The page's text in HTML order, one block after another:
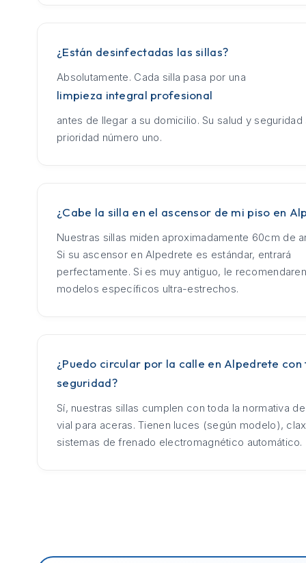
¿Están desinfectadas las sillas?
Absolutamente. Cada silla pasa por una
limpieza integral profesional
antes de llegar a su domicilio. Su salud y seguridad
prioridad número uno.
¿Cabe la silla en el ascensor de mi piso en
Nuestras sillas miden aproximadamente 60cm de
Si su ascensor en Alpedrete es estándar, entrará
perfectamente. Si es muy antiguo, le
modelos específicos ultra-estrechos.
¿Puedo circular por la calle en Alpedrete
seguridad?
Sí, nuestras sillas cumplen con toda la normativa
vial para aceras. Tienen luces (según modelo),
sistemas de frenado electromagnético automático.